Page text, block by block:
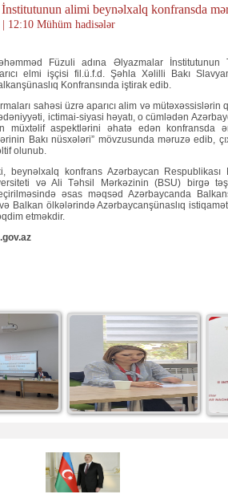
alimi beynəlxalq konfransda
12:10 Mühüm hadisələr
Füzuli adına Əlyazmalar İnstitutunun
elmi işçisi fil.ü.f.d. Şəhla Xəlilli Bakı
Konfransında iştirak edib.
sahəsi üzrə aparıcı alim və mütəxəssislərin
ictimai-siyasi həyatı, o cümlədən
müxtəlif aspektlərini əhatə edən konfransda
Bakı nüsxələri” mövzusunda məruzə edib,
olunub.
beynəlxalq konfrans Azərbaycan
və Ali Təhsil Mərkəzinin (BSU) birgə
əsas məqsəd Azərbaycanda
Balkan ölkələrində Azərbaycanşünaslıq
etməkdir.